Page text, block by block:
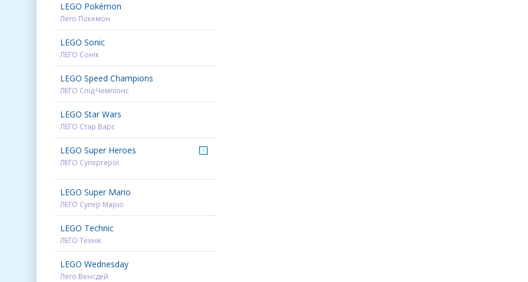
LEGO Pokémon
Лего Покемон
LEGO Sonic
ЛЕГО Сонік
LEGO Speed Champions
ЛЕГО Спід Чемпіонс
LEGO Star Wars
ЛЕГО Стар Варс
LEGO Super Heroes
ЛЕГО Супергерої
+
LEGO Super Mario
ЛЕГО Супер Маріо
LEGO Technic
ЛЕГО Технік
LEGO Wednesday
Лего Венсдей